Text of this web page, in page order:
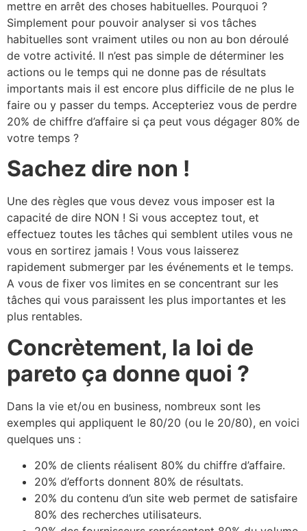
mettre en arrêt des choses habituelles. Pourquoi ?
Simplement pour pouvoir analyser si vos tâches
habituelles sont vraiment utiles ou non au bon déroulé
de votre activité. Il n’est pas simple de déterminer les
actions ou le temps qui ne donne pas de résultats
importants mais il est encore plus difficile de ne plus le
faire ou y passer du temps. Accepteriez vous de perdre
20% de chiffre d’affaire si ça peut vous dégager 80% de
votre temps ?
Sachez dire non !
Une des règles que vous devez vous imposer est la
capacité de dire NON ! Si vous acceptez tout, et
effectuez toutes les tâches qui semblent utiles vous ne
vous en sortirez jamais ! Vous vous laisserez
rapidement submerger par les événements et le temps.
A vous de fixer vos limites en se concentrant sur les
tâches qui vous paraissent les plus importantes et les
plus rentables.
Concrètement, la loi de
pareto ça donne quoi ?
Dans la vie et/ou en business, nombreux sont les
exemples qui appliquent le 80/20 (ou le 20/80), en voici
quelques uns :
20% de clients réalisent 80% du chiffre d’affaire.
20% d’efforts donnent 80% de résultats.
20% du contenu d’un site web permet de satisfaire
80% des recherches utilisateurs.